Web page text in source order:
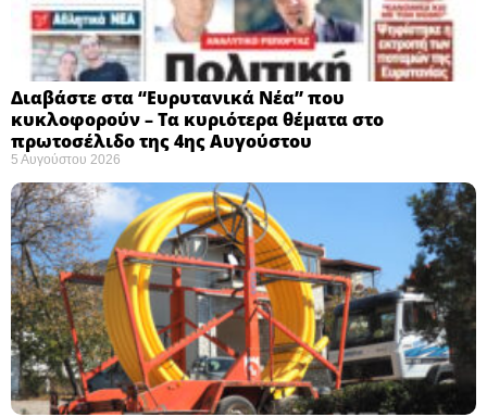
Διαβάστε στα “Ευρυτανικά Νέα” που
κυκλοφορούν – Τα κυριότερα θέματα στο
πρωτοσέλιδο της 4ης Αυγούστου
5 Αυγούστου 2026